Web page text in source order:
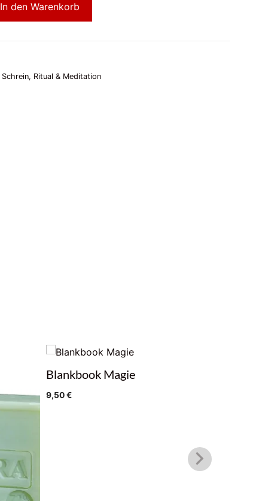
In den Warenkorb
Schrein, Ritual & Meditation
Blankbook Magie
9,50€